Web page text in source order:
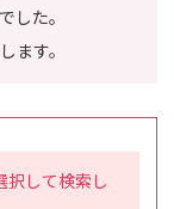
した。
ます。
して検索し